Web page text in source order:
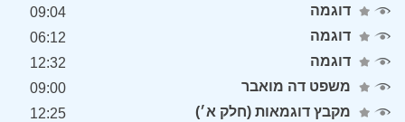
דוגמה
09:04
דוגמה
06:12
דוגמה
12:32
משפט דה מואבר
09:00
מקבץ דוגמאות (חלק א׳)
12:25